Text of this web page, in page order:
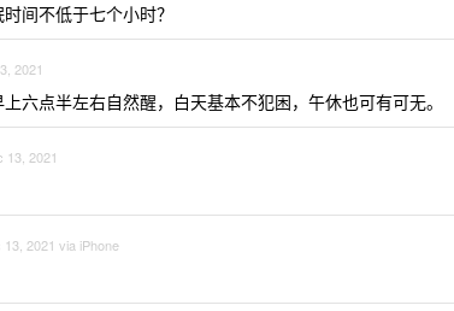
间不低于七个小时？
2021
六点半左右自然醒，白天基本不犯困，午休也可有可无。
13, 2021
13, 2021 via iPhone